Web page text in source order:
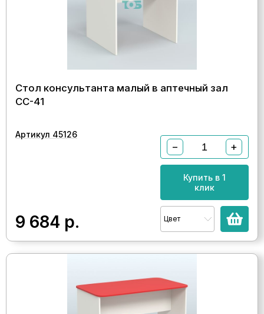
Стол консультанта малый в аптечный зал
СС-41
Артикул 45126
9 684 р.
− +
Купить в 1
клик
Цвет